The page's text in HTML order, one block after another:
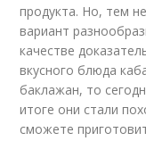
продукта. Но, тем
вариант
качестве
вкусного блюда
баклажан, то
итоге они стали
сможете